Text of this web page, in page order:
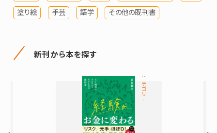
塗り絵 手芸 語学 その他の既刊書
新刊から本を探す
カテゴリ-